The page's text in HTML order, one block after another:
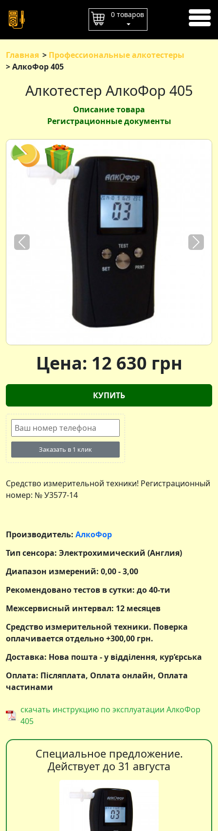
ГЛАВНАЯ
ОПЛАТА
ДОСТАВКА
0 товаров
Главная
Профессиональные алкотестеры
АлкоФор 405
Алкотестер АлкоФор 405
Описание товара
Регистрационные документы
Previous Next
Цена: 12 630 грн
КУПИТЬ
Заказать в 1 клик
Средство измерительной техники! Регистрационный
номер: № У3577-14
Производитель: АлкоФор
Тип сенсора: Электрохимический (Англия)
Диапазон измерений: 0,00 - 3,00
Рекомендовано тестов в сутки: до 40-ти
Межсервисный интервал: 12 месяцев
Средство измерительной техники. Поверка
оплачивается отдельно +300,00 грн.
Доставка: Нова пошта - у відділення, кур’єрська
Оплата: Післяплата, Оплата онлайн, Оплата
частинами
скачать инструкцию по эксплуатации АлкоФор
405
Специальное предложение.
Действует до 31 августа